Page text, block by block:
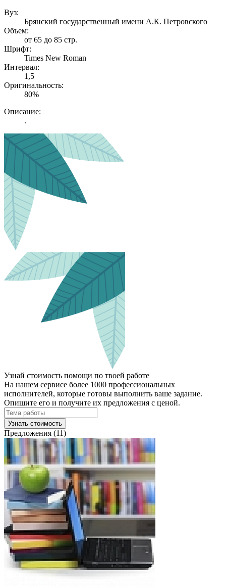
Вуз:
Брянский государственный имени А.К. Петровского
Объем:
от 65 до 85 стр.
Шрифт:
Times New Roman
Интервал:
1,5
Оригинальность:
80%
Описание:
.
Узнай стоимость помощи по твоей работе
На нашем сервисе более 1000 профессиональных
исполнителей, которые готовы выполнить ваше задание.
Опишите его и получите их предложения с ценой.
Узнать стоимость
Предложения (11)